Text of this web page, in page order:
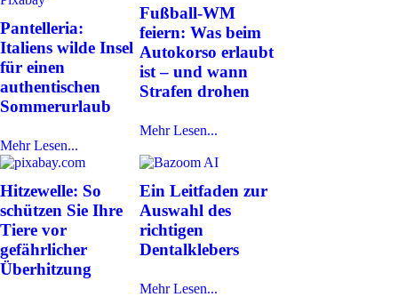
Pantelleria:
Italiens wilde Insel
für einen
authentischen
Sommerurlaub
Mehr Lesen...
Fußball-WM
feiern: Was beim
Autokorso erlaubt
ist – und wann
Strafen drohen
Mehr Lesen...
Hitzewelle: So
schützen Sie Ihre
Tiere vor
gefährlicher
Überhitzung
Ein Leitfaden zur
Auswahl des
richtigen
Dentalklebers
Mehr Lesen...